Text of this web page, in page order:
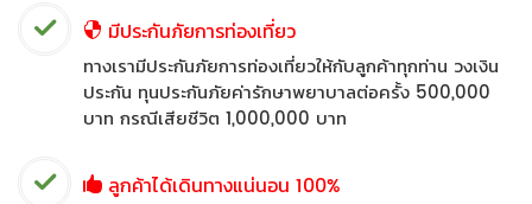
มีประกันภัยการท่องเที่ยว
ทางเรามีประกันภัยการท่องเที่ยวให้กับลูกค้าทุกท่าน วงเงิน
ประกัน ทุนประกันภัยค่ารักษาพยาบาลต่อครั้ง 500,000
บาท กรณีเสียชีวิต 1,000,000 บาท
ลูกค้าได้เดินทางแน่นอน 100%